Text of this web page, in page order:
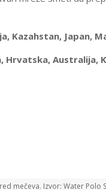
Kazahstan, Japan,
Hrvatska, Australija,
mečeva. Izvor: Water Polo